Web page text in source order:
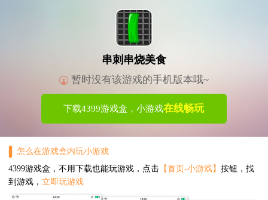
串刺串烧美食
暂时没有该游戏的手机版本哦~
下载4399游戏盒，小游戏在线畅玩
怎么在游戏盒内玩小游戏
4399游戏盒，不用下载也能玩游戏，点击【首页-小游戏】 按钮，找
到游戏， 立即玩游戏